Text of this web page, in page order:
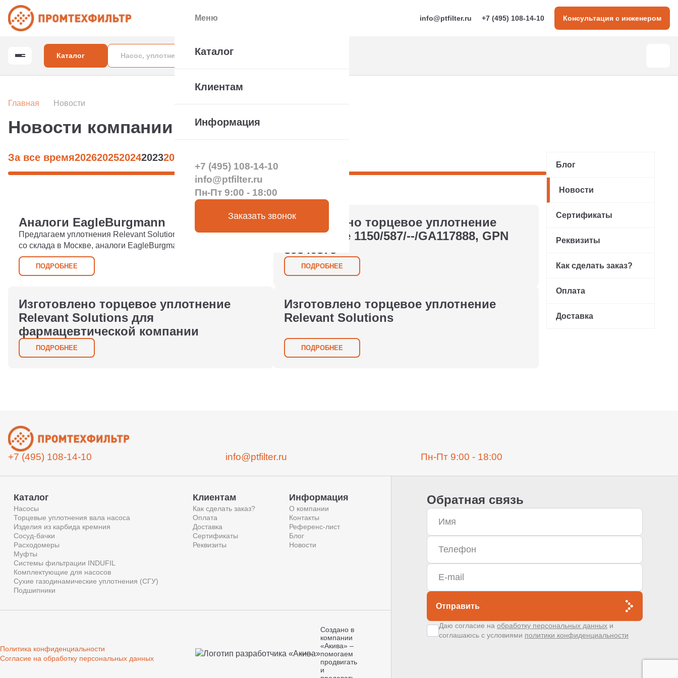
info@ptfilter.ru +7 (495) 108-14-10 Консультация с инженером
Каталог
Главная Новости
Новости компании за 2023 год
За все время20262025202420232022
Аналоги EagleBurgmann
Предлагаем уплотнения Relevant Solutions, завода Yalan Seals
со склада в Москве, аналоги EagleBurgmann
ПОДРОБНЕЕ
Установлено торцевое уплотнение
John Crane 1150/587/--/GA117888, GPN
89340875
ПОДРОБНЕЕ
Изготовлено торцевое уплотнение
Relevant Solutions для
фармацевтической компании
ПОДРОБНЕЕ
Изготовлено торцевое уплотнение
Relevant Solutions
ПОДРОБНЕЕ
Блог
Новости
Сертификаты
Реквизиты
Как сделать заказ?
Оплата
Доставка
+7 (495) 108-14-10 info@ptfilter.ru Пн-Пт 9:00 - 18:00
Каталог
Насосы
Торцевые уплотнения вала насоса
Изделия из карбида кремния
Сосуд-бачки
Расходомеры
Муфты
Системы фильтрации INDUFIL
Комплектующие для насосов
Сухие газодинамические уплотнения (СГУ)
Подшипники
Клиентам
Как сделать заказ?
Оплата
Доставка
Сертификаты
Реквизиты
Информация
О компании
Контакты
Референс-лист
Блог
Новости
Политика конфиденциальности
Согласие на обработку персональных данных
Создано в
компании
«Акива» –
помогаем
продвигать
и
Обратная связь
Отправить
Даю согласие на обработку персональных данных и
соглашаюсь с условиями политики конфиденциальности
Меню
Каталог
Клиентам
Информация
+7 (495) 108-14-10
info@ptfilter.ru
Пн-Пт 9:00 - 18:00
Заказать звонок